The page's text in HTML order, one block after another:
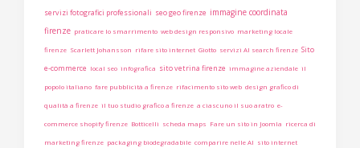
servizi fotografici professionali seo geo firenze immagine coordinata
firenze praticare lo smarrimento web design responsivo marketing locale
firenze Scarlett Johansson rifare sito internet Giotto servizi AI search firenze Sito
e-commerce local seo infografica sito vetrina firenze immagine aziendale il
popolo italiano fare pubblicità a firenze rifacimento sito web design grafico di
qualità a firenze il tuo studio grafico a firenze a ciascuno il suo aratro e-
commerce shopify firenze Botticelli scheda maps Fare un sito in Joomla ricerca di
marketing firenze packaging biodegradabile comparire nelle AI sito internet